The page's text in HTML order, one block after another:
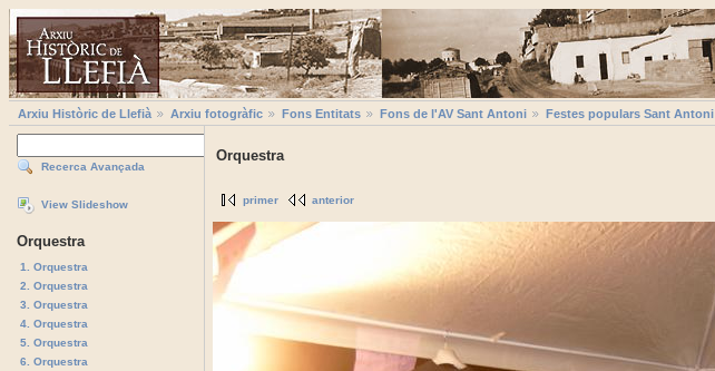
Arxiu Històric de Llefià Arxiu fotogràfic Fons Entitats Fons de l'AV Sant Antoni Festes populars Sant Antoni
Recerca Avançada
View Slideshow
Orquestra
1. Orquestra
2. Orquestra
3. Orquestra
4. Orquestra
5. Orquestra
6. Orquestra
Orquestra
primer anterior